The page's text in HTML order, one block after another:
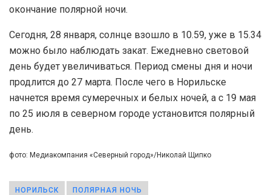
окончание полярной ночи.
Сегодня, 28 января, солнце взошло в 10.59, уже в 15.34
можно было наблюдать закат. Ежедневно световой
день будет увеличиваться. Период смены дня и ночи
продлится до 27 марта. После чего в Норильске
начнется время сумеречных и белых ночей, а с 19 мая
по 25 июля в северном городе установится полярный
день.
фото: Медиакомпания «Северный город»/Николай Щипко
НОРИЛЬСК ПОЛЯРНАЯ НОЧЬ